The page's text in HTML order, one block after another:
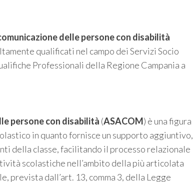
delle persone con disabilità
qualificati nel campo dei Servizi Socio
Professionali della Regione Campania a
persone con disabilità (ASACOM) è una figura
in quanto fornisce un supporto aggiuntivo,
della classe, facilitando il processo relazionale
scolastiche nell’ambito della più articolata
prevista dall’art. 13, comma 3, della Legge